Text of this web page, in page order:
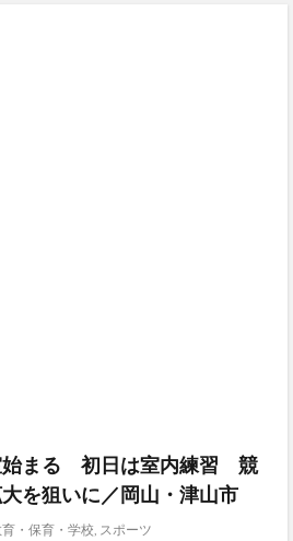
始まる 初日は室内練習 競
を狙いに／岡山・津山市
・保育・学校, スポーツ